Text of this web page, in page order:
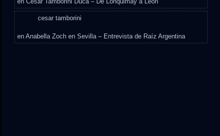
cesar tamborini
enAnabella Zoch en Sevilla – Entrevista de Raíz Argentina